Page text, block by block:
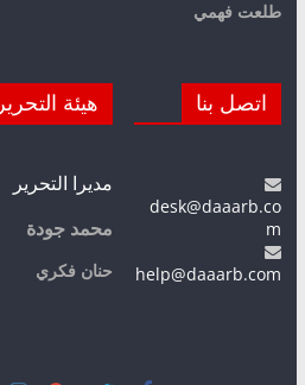
طلعت فهمي
اتصل بنا
desk@daaarb.co
m
help@daaarb.com
هيئة التحرير
مديرا التحرير
محمد جودة
حنان فكري